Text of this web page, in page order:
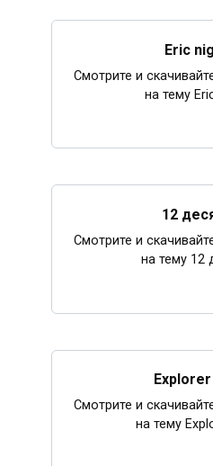
Eric
Смотрите и
на тему
12
Смотрите и
на тему 12
Смотрите и
на тему